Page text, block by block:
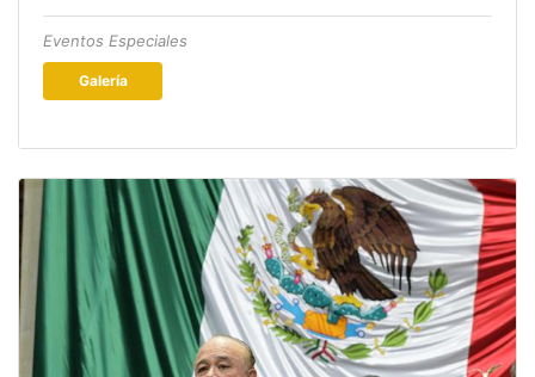
Eventos Especiales
Galería